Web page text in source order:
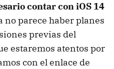
contar con iOS 14
no parece haber planes
previas del
estaremos atentos por
con el enlace de